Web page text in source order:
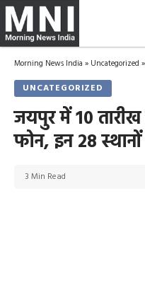
Morning News India » Uncategorized
UNCATEGORIZED
जयपुर में 10
फोन, इन 28
3 Min Read